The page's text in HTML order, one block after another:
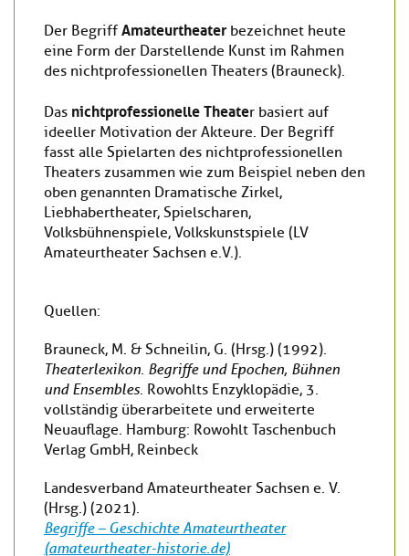
Der Begriff Amateurtheater bezeichnet heute
eine Form der Darstellende Kunst im Rahmen
des nichtprofessionellen Theaters (Brauneck).
Das nichtprofessionelle Theater basiert auf
ideeller Motivation der Akteure. Der Begriff
fasst alle Spielarten des nichtprofessionellen
Theaters zusammen wie zum Beispiel neben den
oben genannten Dramatische Zirkel,
Liebhabertheater, Spielscharen,
Volksbühnenspiele, Volkskunstspiele (LV
Amateurtheater Sachsen e.V.).
Quellen:
Brauneck, M. & Schneilin, G. (Hrsg.) (1992).
Theaterlexikon. Begriffe und Epochen, Bühnen
und Ensembles. Rowohlts Enzyklopädie, 3.
vollständig überarbeitete und erweiterte
Neuauflage. Hamburg: Rowohlt Taschenbuch
Verlag GmbH, Reinbeck
Landesverband Amateurtheater Sachsen e. V.
(Hrsg.) (2021).
Begriffe – Geschichte Amateurtheater
(amateurtheater-historie.de)